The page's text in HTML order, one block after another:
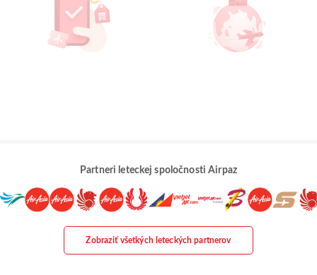
Partneri leteckej spoločnosti Airpaz
Zobraziť všetkých leteckých partnerov